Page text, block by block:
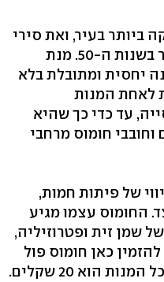
ביותר בעיר, ואת סירי
החומוס שלה החלו להגיש כבר בשנות ה-50. מנת
יחסית ומתובלת בלא
לאחת המנות
עד כדי כך שהיא
חומוס מרחבי
של פיתות חמות,
החומוס עצמו מגיע
שמן זית ופטרוזיליה,
כאן חומוס פול
הוא 20 שקלים.